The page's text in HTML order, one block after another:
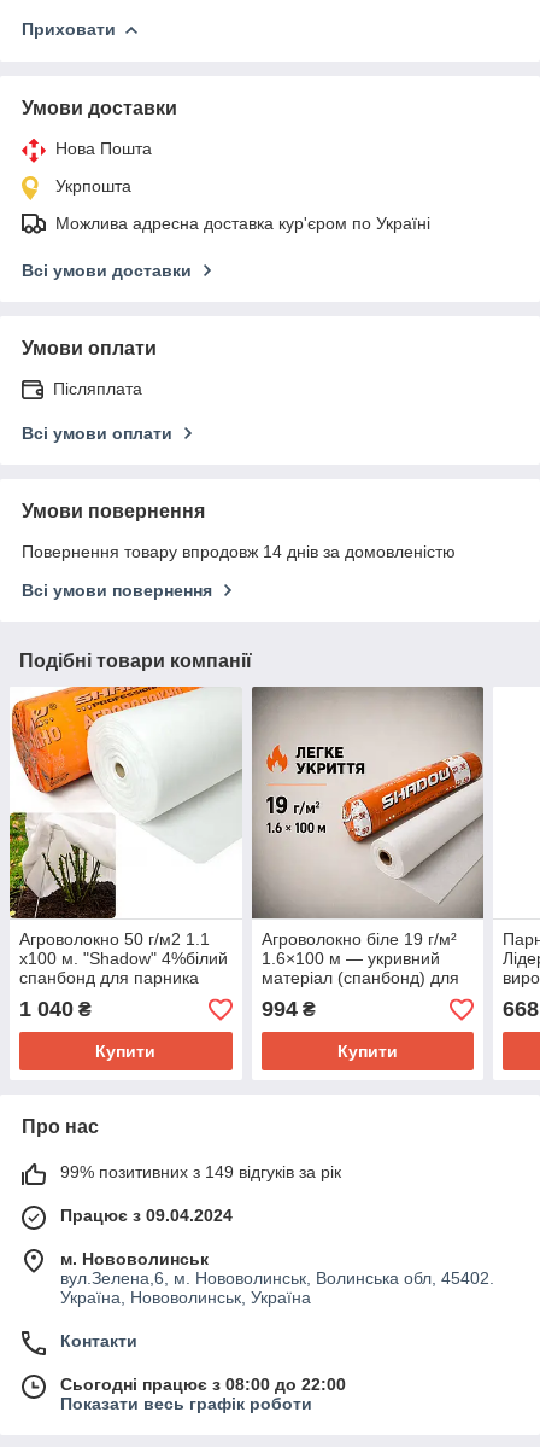
Приховати
Умови доставки
Нова Пошта
Укрпошта
Можлива адресна доставка кур'єром по Україні
Всі умови доставки
Умови оплати
Післяплата
Всі умови оплати
Умови повернення
Повернення товару впродовж 14 днів за домовленістю
Всі умови повернення
Подібні товари компанії
Агроволокно 50 г/м2 1.1
х100 м. "Shadow" 4%білий
спанбонд для парника
1 040 ₴
Купити
Агроволокно біле 19 г/м²
1.6×100 м — укривний
матеріал (спанбонд) для
теплиць, парників і
захисту рослин від
заморозків
994₴
Купити
668
Про нас
99% позитивних з 149 відгуків за рік
Працює з 09.04.2024
м. Нововолинськ
вул.Зелена,6, м. Нововолинськ, Волинська обл, 45402.
Україна, Нововолинськ, Україна
Контакти
Сьогодні працює з 08:00 до 22:00
Показати весь графік роботи